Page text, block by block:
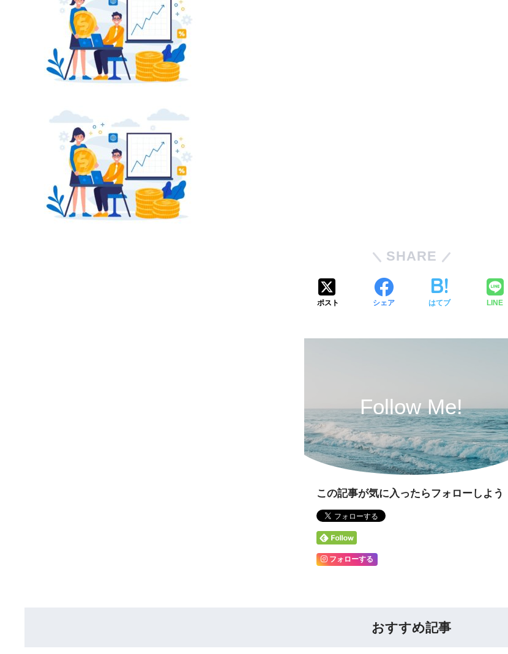
SHARE
ポスト シェア はてブ LINE
Follow Me!
この記事が気に入ったらフォローしよう
フォローする
おすすめ記事